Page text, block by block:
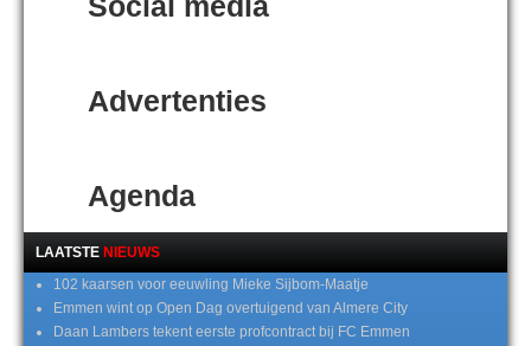
Advertenties
Agenda
LAATSTE NIEUWS
102 kaarsen voor eeuwling Mieke Sijbom-Maatje
Emmen wint op Open Dag overtuigend van Almere City
Daan Lambers tekent eerste profcontract bij FC Emmen